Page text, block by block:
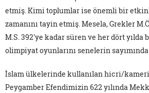
etmiş. Kimi toplumlar ise önemli bir
zamanını tayin etmiş. Mesela, Grekler
M.S. 392'ye kadar süren ve her dört yılda
olimpiyat oyunlarını senelerin
İslam ülkelerinde kullanılan hicri/
Peygamber Efendimizin 622 yılında